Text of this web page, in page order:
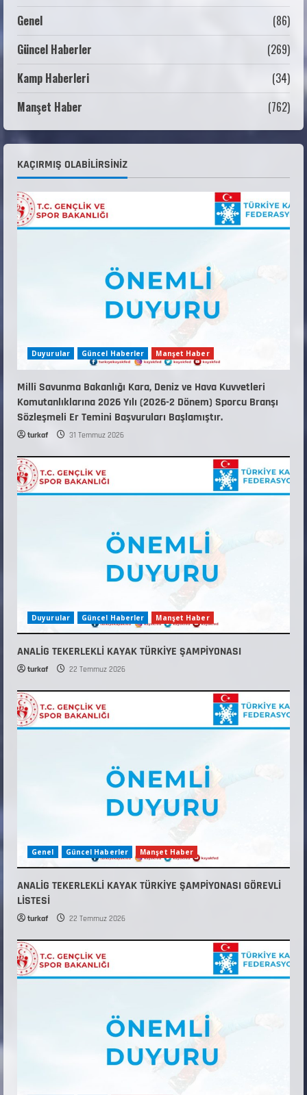
2
ANALİG TEKERLEKLİ KAYAK TÜRKİYE
4
Teknik Kurul ve Alt Kurul Üyelerimiz
Belirlendi
18 Temmuz 2026
KAYAKLI KOŞU VE BİATHLON 3.KADEME
Genel
(86)
Güncel Haberler
(269)
Kamp Haberleri
(34)
Manşet Haber
(762)
KAÇIRMIŞ OLABILIRSINIZ
Duyurular Güncel Haberler Manşet Haber
Millî Savunma Bakanlığı Kara, Deniz ve Hava Kuvvetleri
Komutanlıklarına 2026 Yılı (2026-2 Dönem) Sporcu Branşı
Sözleşmeli Er Temini Başvuruları Başlamıştır.
turkaf 31 Temmuz 2026
Duyurular Güncel Haberler Manşet Haber
ANALİG TEKERLEKLİ KAYAK TÜRKİYE ŞAMPİYONASI
turkaf 22 Temmuz 2026
Genel Güncel Haberler Manşet Haber
ANALİG TEKERLEKLİ KAYAK TÜRKİYE ŞAMPİYONASI GÖREVLİ
LİSTESİ
turkaf 22 Temmuz 2026